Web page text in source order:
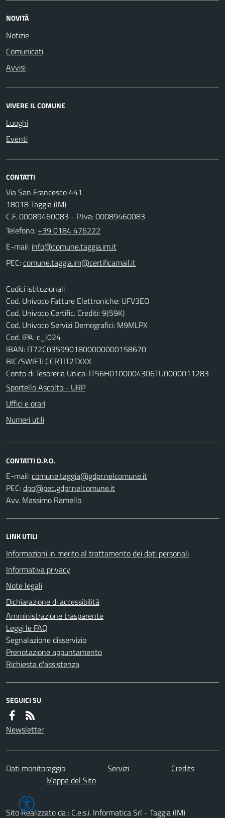
NOVITÀ
Notizie
Comunicati
Avvisi
VIVERE IL COMUNE
Luoghi
Eventi
CONTATTI
Via San Francesco 441
18018 Taggia (IM)
C.F. 00089460083 - P.Iva: 00089460083
Telefono: +39 0184 476222
E-mail:
PEC:
Codici istituzionali
Cod. Univoco Fatture Elettroniche: UFV3EO
Cod. Univoco Certific. Crediti: 9J59KJ
Cod. Univoco Servizi Demografici: M9MLPX
Cod. IPA: c_l024
IBAN: IT72C0359901800000000158670
BIC/SWIFT: CCRTIT2TXXX
Conto di Tesoreria Unica: IT56H0100004306TU0000011283
Sportello Ascolto - URP
Uffici e orari
Numeri utili
CONTATTI D.P.O.
E-mail:
PEC:
Avv. Massimo Ramello
LINK UTILI
Informazioni in merito al trattamento dei dati personali
Informativa privacy
Note legali
Dichiarazione di accessibilità
Amministrazione trasparente
Leggi le FAQ
Segnalazione disservizio
Prenotazione appuntamento
Richiesta d'assistenza
SEGUICI SU
Newsletter
Dati monitoraggio Servizi
Credits
Mappa del Sito
Sito Realizzato da : C.e.s.i. Informatica Srl - Taggia (IM)